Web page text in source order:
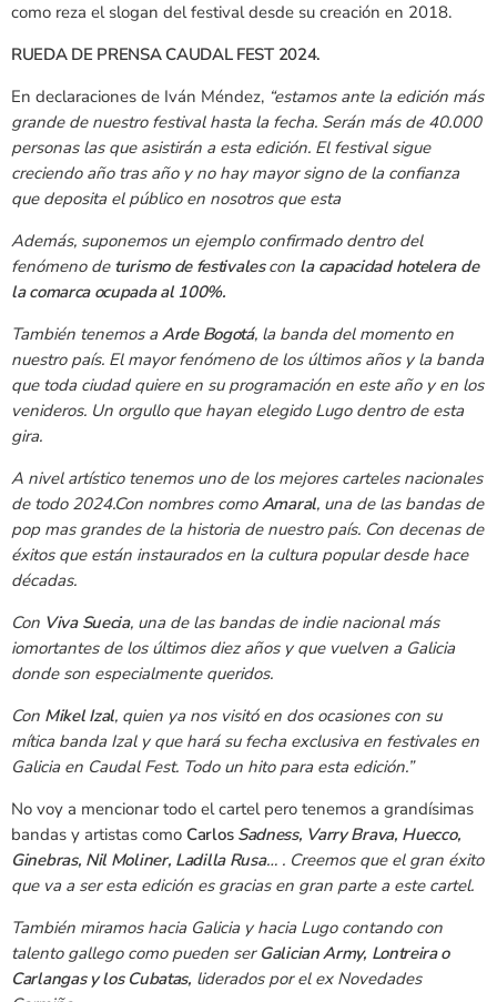
como reza el slogan del festival desde su creación en 2018.
RUEDA DE PRENSA CAUDAL FEST 2024.
En declaraciones de Iván Méndez, “estamos ante la edición más
grande de nuestro festival hasta la fecha. Serán más de 40.000
personas las que asistirán a esta edición. El festival sigue
creciendo año tras año y no hay mayor signo de la confianza
que deposita el público en nosotros que esta
Además, suponemos un ejemplo confirmado dentro del
fenómeno de turismo de festivalescon la capacidad hotelera de
la comarca ocupada al 100%.
También tenemos a Arde Bogotá, la banda del momento en
nuestro país. El mayor fenómeno de los últimos años y la banda
que toda ciudad quiere en su programación en este año y en los
venideros. Un orgullo que hayan elegido Lugo dentro de esta
gira.
A nivel artístico tenemos uno de los mejores carteles nacionales
de todo 2024.Con nombres comoAmaral, una de las bandas de
pop mas grandes de la historia de nuestro país. Con decenas de
éxitos que están instaurados en la cultura popular desde hace
décadas.
Con Viva Suecia, una de las bandas de indie nacional más
iomortantes de los últimos diez años y que vuelven a Galicia
donde son especialmente queridos.
Con Mikel Izal, quien ya nos visitó en dos ocasiones con su
mítica banda Izal y que hará su fecha exclusiva en festivales en
Galicia en Caudal Fest. Todo un hito para esta edición.”
No voy a mencionar todo el cartel pero tenemos a grandísimas
bandas y artistas como Carlos Sadness, Varry Brava, Huecco,
Ginebras, Nil Moliner, Ladilla Rusa… . Creemos que el gran éxito
que va a ser esta edición es gracias en gran parte a este cartel.
También miramos hacia Galicia y hacia Lugo contando con
talento gallego como pueden ser Galician Army, Lontreira o
Carlangas y los Cubatas, liderados por el ex Novedades